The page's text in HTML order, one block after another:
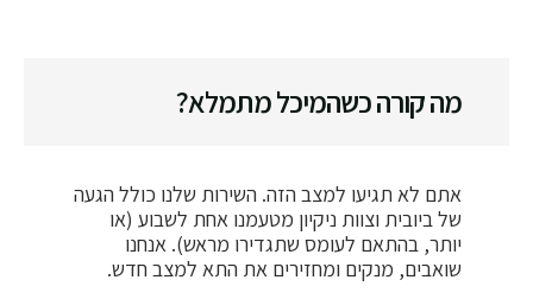
מה קורה כשהמיכל מתמלא?
אתם לא תגיעו למצב הזה. השירות שלנו כולל הגעה
של ביובית וצוות ניקיון מטעמנו אחת לשבוע (או
יותר, בהתאם לעומס שתגדירו מראש). אנחנו
שואבים, מנקים ומחזירים את התא למצב חדש.